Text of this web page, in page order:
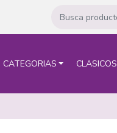
CATEGORIAS CLASICOS